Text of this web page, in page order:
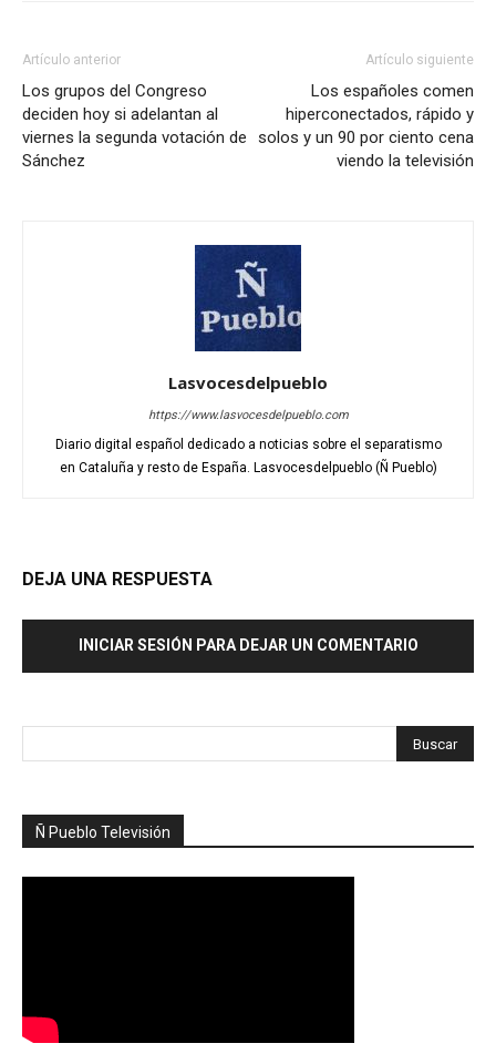
Artículo anterior
Los grupos del Congreso
deciden hoy si adelantan al
viernes la segunda votación de
Sánchez
Artículo siguiente
Los españoles comen
hiperconectados, rápido y
solos y un 90 por ciento cena
viendo la televisión
Lasvocesdelpueblo
https://www.lasvocesdelpueblo.com
Diario digital español dedicado a noticias sobre el separatismo
en Cataluña y resto de España. Lasvocesdelpueblo (Ñ Pueblo)
DEJA UNA RESPUESTA
INICIAR SESIÓN PARA DEJAR UN COMENTARIO
Ñ Pueblo Televisión